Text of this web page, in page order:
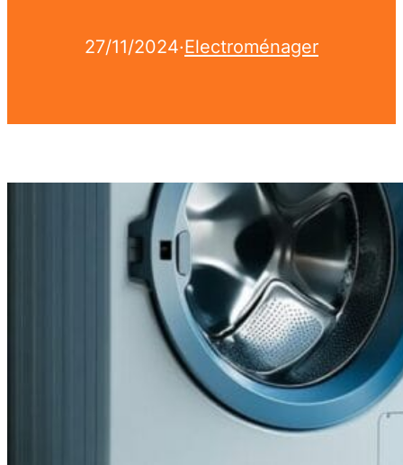
27/11/2024·Electroménager